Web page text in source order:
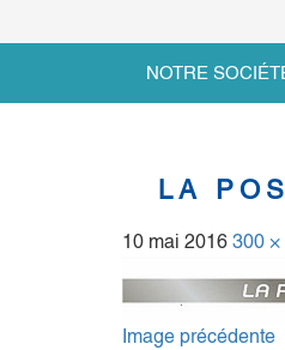
NOTRE
LA
10 mai 2016 300 ×
Image précédente